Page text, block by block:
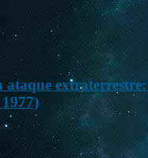
ataque extraterrestre: